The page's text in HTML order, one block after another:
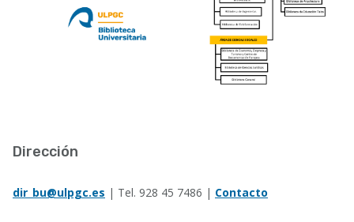
Dirección
dir_bu@ulpgc.es | Tel. 928 45 7486 | Contacto